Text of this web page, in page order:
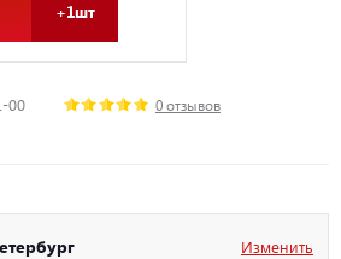
+1шт
00 0 отзывов
Изменить